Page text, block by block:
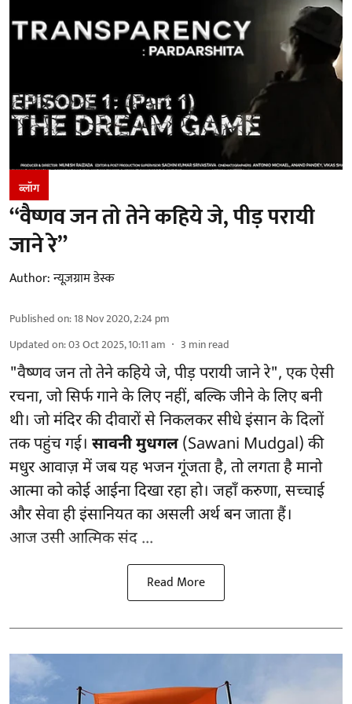
ब्लॉग
“वैष्णव जन तो तेने कहिये जे, पीड़ परायी
जाने रे”
Author:न्यूज़ग्राम डेस्क
Published on:18 Nov 2020, 2:24 pm
Updated on:03 Oct 2025, 10:11 am 3 min read
"वैष्णव जन तो तेने कहिये जे, पीड़ परायी जाने रे", एक ऐसी
रचना, जो सिर्फ गाने के लिए नहीं, बल्कि जीने के लिए बनी
थी। जो मंदिर की दीवारों से निकलकर सीधे इंसान के दिलों
तक पहुंच गई। सावनी मुधगल (Sawani Mudgal) की
मधुर आवाज़ में जब यह भजन गूंजता है, तो लगता है मानो
आत्मा को कोई आईना दिखा रहा हो। जहाँ करुणा, सच्चाई
और सेवा ही इंसानियत का असली अर्थ बन जाता हैं।
आज उसी आत्मिक संद ...
Read More